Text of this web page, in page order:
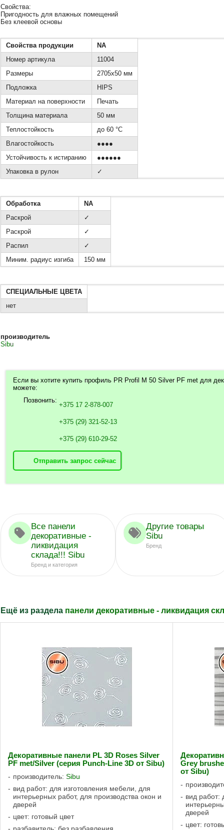
Свойства:
Пригодность для влажных помещений
Без клеевой основы
Свойства продукции
NA
Номер артикула
11004
Размеры
2705x50 мм
Подложка
HIPS
Материал на поверхности
Печать
Толщина материала
50 мм
Теплостойкость
до 60 °C
Влагостойкость
●●●●
Устойчивость к истиранию
●●●●●●
Упаковка в рулон
✓
Обработка
NA
Раскрой
✓
Раскрой
✓
Распил
✓
Миним. радиус изгиба
150 мм
СПЕЦИАЛЬНЫЕ ЦВЕТА
нет
производитель
Sibu
Если вы хотите купить профиль PR Profil M 50 Silver PF met для
можете:
Позвонить:
+375 17 2-878-007
+375 (29) 321-52-13
+375 (29) 610-29-52
Отправить запрос сейчас
Все панели
декоративные -
ликвидация
склада!!! Sibu
Бренд и категория
Другие товары
Sibu
Бренд
Ещё из раздела панели декоративные - ликвидация
Декоративные панели PL 3D Roses Silver
PF met/Silver (серия Punch-Line 3D от Sibu)
производитель: Sibu
вид работ: для изготовления мебели, для
интерьерных работ, для производства окон и
дверей
цвет: готовый цвет
разбавитель: без разбавления
Grey
от Sibu)
вид работ:
дверей
цвет: